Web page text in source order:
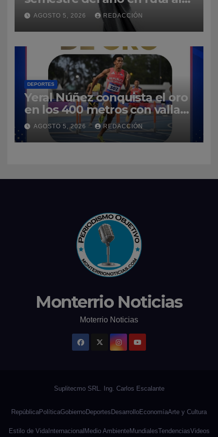
Premios Soberano 2027
AGOSTO 5, 2026 REDACCIÓN
DEPORTES
Yeral Núñez conquista el oro
en los 400 metros con vallas
y enaltece a República
Dominicana
AGOSTO 5, 2026 REDACCIÓN
Monterrio Noticias
Moterrio Noticias
RepúblicaPolíticaGobiernoDeportes DesarrolloEconomíaArte y Cultura
Estilo de VidaInternacional Medio AmbienteMundialesTendenciasVideos